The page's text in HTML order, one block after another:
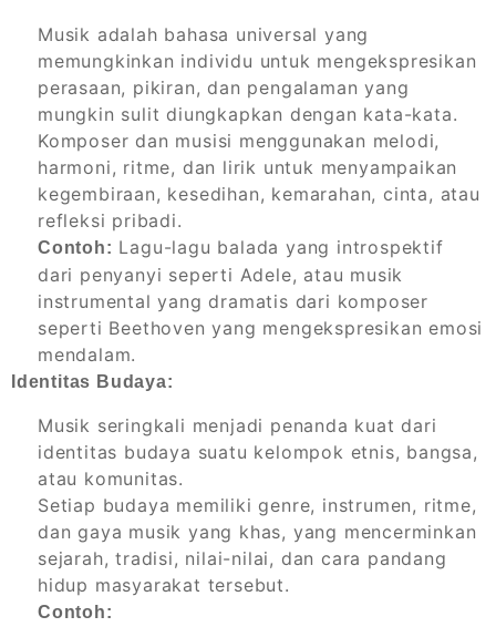
Musik adalah bahasa universal yang
memungkinkan individu untuk mengekspresikan
perasaan, pikiran, dan pengalaman yang
mungkin sulit diungkapkan dengan kata-kata.
Komposer dan musisi menggunakan melodi,
harmoni, ritme, dan lirik untuk menyampaikan
kegembiraan, kesedihan, kemarahan, cinta, atau
refleksi pribadi.
Contoh: Lagu-lagu balada yang introspektif
dari penyanyi seperti Adele, atau musik
instrumental yang dramatis dari komposer
seperti Beethoven yang mengekspresikan emosi
mendalam.
Identitas Budaya:
Musik seringkali menjadi penanda kuat dari
identitas budaya suatu kelompok etnis, bangsa,
atau komunitas.
Setiap budaya memiliki genre, instrumen, ritme,
dan gaya musik yang khas, yang mencerminkan
sejarah, tradisi, nilai-nilai, dan cara pandang
hidup masyarakat tersebut.
Contoh: